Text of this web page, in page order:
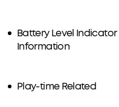
Battery Level
Information
Play-time Related